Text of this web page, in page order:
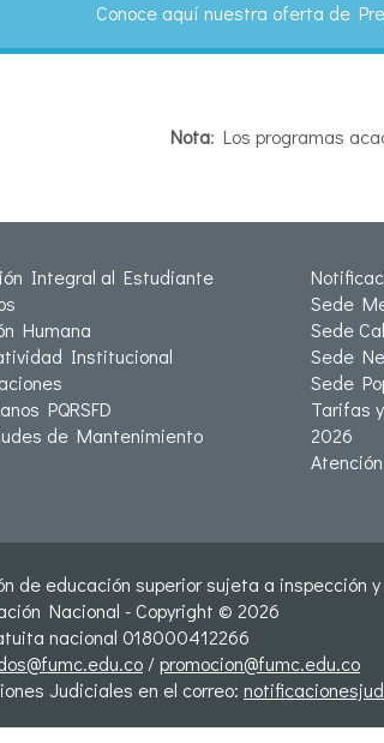
Conoce aquí nuestra oferta de
Nota: Los programas
Integral al Estudiante
Humana
Institucional
PQRSFD
de Mantenimiento
Sede
Sede
Sede
Sede
Tarifas
2026
de educación superior sujeta a inspección
Nacional - Copyright © 2026
nacional 018000412266
/promocion@fumc.edu.co
Judiciales en el correo: